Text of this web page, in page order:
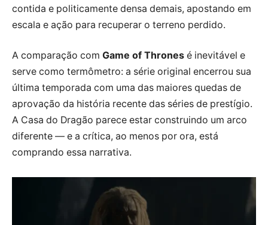
contida e politicamente densa demais, apostando em
escala e ação para recuperar o terreno perdido.
A comparação com Game of Thrones é inevitável e
serve como termômetro: a série original encerrou sua
última temporada com uma das maiores quedas de
aprovação da história recente das séries de prestígio.
A Casa do Dragão parece estar construindo um arco
diferente — e a crítica, ao menos por ora, está
comprando essa narrativa.